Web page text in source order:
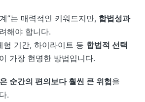
”는 매력적인 키워드지만, 합법성과
해야 합니다.
험 기간, 하이라이트 등 합법적 선택
가장 현명한 방법입니다.
순간의 편의보다 훨씬 큰 위험을
.